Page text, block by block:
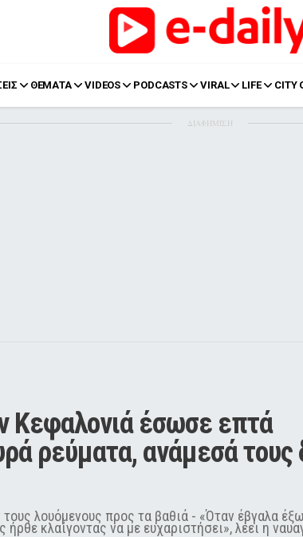
ΘΕΜΑΤΑ VIDEOS PODCASTS VIRAL LIFE CITY
ΔΙΑΦΗΜΙΣΗ
Κεφαλονιά έσωσε επτά
ρεύματα, ανάμεσά τους
λουόμενους προς τα βαθιά - «Όταν έβγαλα
κλαίγοντας να με ευχαριστήσει», λέει η